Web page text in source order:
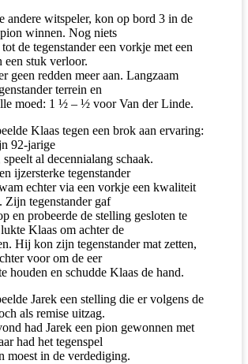
andere witspeler, kon op bord 3 in de
winnen. Nog niets
de tegenstander een vorkje met een
een stuk verloor.
geen redden meer aan. Langzaam
terrein en
moed: 1 ½ – ½ voor Van der Linde.
Klaas tegen een brok aan ervaring:
92-jarige
speelt al decennialang schaak.
ijzersterke tegenstander
echter via een vorkje een kwaliteit
Zijn tegenstander gaf
en probeerde de stelling gesloten te
Klaas om achter de
Hij kon zijn tegenstander mat zetten,
voor om de eer
houden en schudde Klaas de hand.
Jarek een stelling die er volgens de
als remise uitzag.
had Jarek een pion gewonnen met
had het tegenspel
moest in de verdediging.